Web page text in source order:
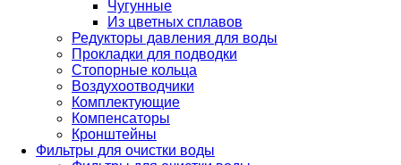
Чугунные
Из цветных сплавов
Редукторы давления для воды
Прокладки для подводки
Стопорные кольца
Воздухоотводчики
Комплектующие
Компенсаторы
Кронштейны
Фильтры для очистки воды